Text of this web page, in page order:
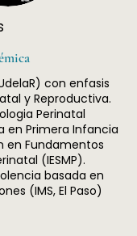
con enfasis
y Reproductiva.
Perinatal
en Primera Infancia
en Fundamentos
(IESMP).
basada en
(IMS, El Paso)